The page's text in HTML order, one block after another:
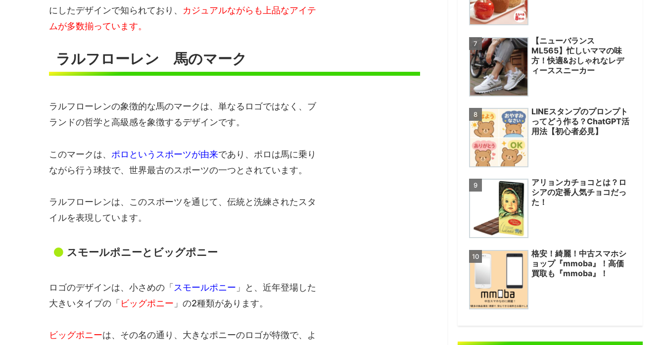
にしたデザインで知られており、 カジュアルながらも上品なアイテ
ムが多数揃っています。
ラルフローレン 馬のマーク
ラルフローレンの象徴的な馬のマークは、単なるロゴではなく、ブ
ランドの哲学と高級感を象徴するデザインです。
このマークは、 ポロというスポーツが由来であり、ポロは馬に乗り
ながら行う球技で、世界最古のスポーツの一つとされています。
ラルフローレンは、このスポーツを通じて、伝統と洗練されたスタ
イルを表現しています。
スモールポニーとビッグポニー
ロゴのデザインは、小さめの「 スモールポニー 」と、近年登場した
大きいタイプの「 ビッグポニー 」の2種類があります。
ビッグポニーは、その名の通り、大きなポニーのロゴが特徴で、よ
【ニューバランス
ML565】忙しいママの味
方！快適&おしゃれなレデ
ィーススニーカー
LINEスタンプのプロンプト
ってどう作る？ChatGPT活
用法【初心者必見】
アリョンカチョコとは？ロ
シアの定番人気チョコだっ
た！
格安！綺麗！中古スマホシ
ョップ『mmoba』！高価
買取も『mmoba』！